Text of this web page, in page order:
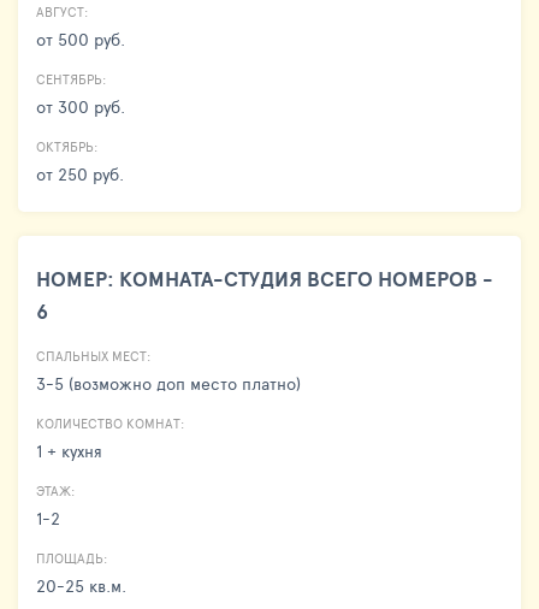
АВГУСТ:
от 500 руб.
СЕНТЯБРЬ:
от 300 руб.
ОКТЯБРЬ:
от 250 руб.
НОМЕР: КОМНАТА-СТУДИЯ ВСЕГО НОМЕРОВ -
6
СПАЛЬНЫХ МЕСТ:
3-5 (возможно доп место платно)
КОЛИЧЕСТВО КОМНАТ:
1 + кухня
ЭТАЖ:
1-2
ПЛОЩАДЬ:
20-25 кв.м.